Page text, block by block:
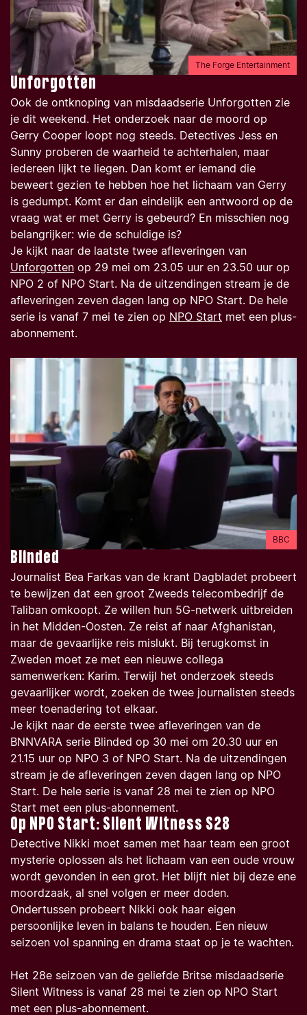
The Forge Entertainment
Unforgotten
Ook de ontknoping van misdaadserie Unforgotten zie
je dit weekend. Het onderzoek naar de moord op
Gerry Cooper loopt nog steeds. Detectives Jess en
Sunny proberen de waarheid te achterhalen, maar
iedereen lijkt te liegen. Dan komt er iemand die
beweert gezien te hebben hoe het lichaam van Gerry
is gedumpt. Komt er dan eindelijk een antwoord op de
vraag wat er met Gerry is gebeurd? En misschien nog
belangrijker: wie de schuldige is?
Je kijkt naar de laatste twee afleveringen van
Unforgotten op 29 mei om 23.05 uur en 23.50 uur op
NPO 2 of NPO Start. Na de uitzendingen stream je de
afleveringen zeven dagen lang op NPO Start. De hele
serie is vanaf 7 mei te zien op NPO Start met een plus-
abonnement.
BBC
Blinded
Journalist Bea Farkas van de krant Dagbladet probeert
te bewijzen dat een groot Zweeds telecombedrijf de
Taliban omkoopt. Ze willen hun 5G-netwerk uitbreiden
in het Midden-Oosten. Ze reist af naar Afghanistan,
maar de gevaarlijke reis mislukt. Bij terugkomst in
Zweden moet ze met een nieuwe collega
samenwerken: Karim. Terwijl het onderzoek steeds
gevaarlijker wordt, zoeken de twee journalisten steeds
meer toenadering tot elkaar.
Je kijkt naar de eerste twee afleveringen van de
BNNVARA serie Blinded op 30 mei om 20.30 uur en
21.15 uur op NPO 3 of NPO Start. Na de uitzendingen
stream je de afleveringen zeven dagen lang op NPO
Start. De hele serie is vanaf 28 mei te zien op NPO
Start met een plus-abonnement.
Op NPO Start: Silent Witness S28
Detective Nikki moet samen met haar team een groot
mysterie oplossen als het lichaam van een oude vrouw
wordt gevonden in een grot. Het blijft niet bij deze ene
moordzaak, al snel volgen er meer doden.
Ondertussen probeert Nikki ook haar eigen
persoonlijke leven in balans te houden. Een nieuw
seizoen vol spanning en drama staat op je te wachten.
Het 28e seizoen van de geliefde Britse misdaadserie
Silent Witness is vanaf 28 mei te zien op NPO Start
met een plus-abonnement.